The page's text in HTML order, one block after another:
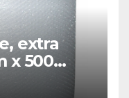
extra
x 500
2-Schicht-